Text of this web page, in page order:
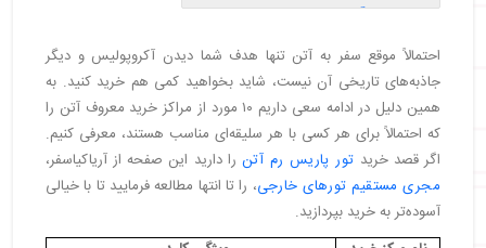
・۱. مال آتن
۲. گلدن هال
・
۳. مک آرتور گلن
・
・۵. آتن هارت
・ ۶. آتیکا
・
・۸. هوندوس سنتر آتن
・۹. کاپیتول آتن
احتمالاً موقع سفر به آتن تنها هدف شما دیدن آکروپولیس و دیگر
جاذبه‌های تاریخی آن نیست، شاید بخواهید کمی هم خرید کنید. به
همین دلیل در ادامه سعی داریم ۱۰ مورد از مراکز خرید معروف آتن را
که احتمالاً برای هر کسی با هر سلیقه‌ای مناسب هستند، معرفی کنیم.
اگر قصد خرید تور پاریس رم آتن را دارید این صفحه از آریاکیاسفر،
مجری مستقیم تورهای خارجی، را تا انتها مطالعه فرمایید تا با خیالی
آسوده‌تر به خرید بپردازید.